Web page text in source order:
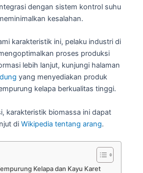
dengan sistem kontrol suhu
kesalahan.
karakteristik ini, pelaku industri di
proses produksi
lebih lanjut, kunjungi halaman
yang menyediakan produk
kelapa berkualitas tinggi.
karakteristik biomassa ini dapat
di Wikipedia tentang arang.
Kelapa dan Kayu Karet